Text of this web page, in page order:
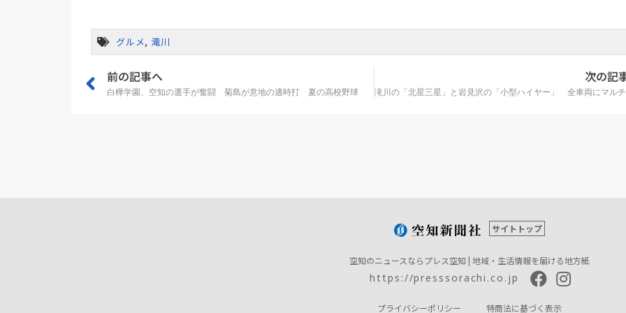
グルメ, 滝川
前の記事へ
白樺学園、空知の選手が奮闘 菊島が意地の適時打 夏の高校野球
次の記
サイトトップ
空知のニュースならプレス空知 | 地域・生活情報を届ける地方紙
https://presssorachi.co.jp
プライバシーポリシー 特商法に基づく表示